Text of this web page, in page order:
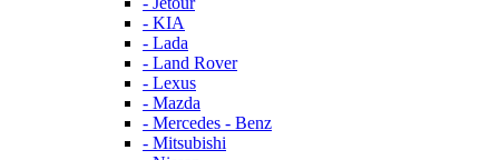
- KIA
- Lada
- Land Rover
- Lexus
- Mazda
- Mercedes - Benz
- Mitsubishi